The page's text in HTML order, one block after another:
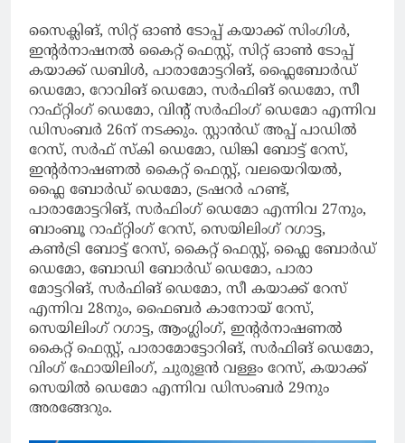
സൈക്ലിങ്, സിറ്റ് ഓൺ ടോപ്പ് കയാക്ക് സിംഗിൾ,
ഇന്റർനാഷനൽ കൈറ്റ് ഫെസ്റ്റ്, സിറ്റ് ഓൺ ടോപ്പ്
കയാക്ക് ഡബിൾ, പാരാമോട്ടറിങ്, ഫ്ലൈബോർഡ്
ഡെമോ, റോവിങ് ഡെമോ, സർഫിങ് ഡെമോ, സീ
റാഫ്റ്റിംഗ് ഡെമോ, വിന്റ് സർഫിംഗ് ഡെമോ എന്നിവ
ഡിസംബർ 26ന് നടക്കും. സ്റ്റാൻഡ് അപ്പ്‌ പാഡിൽ
റേസ്, സർഫ് സ്കി ഡെമോ, ഡിങ്കി ബോട്ട് റേസ്,
ഇന്റർനാഷണൽ കൈറ്റ് ഫെസ്റ്റ്, വലയെറിയൽ,
ഫ്ലൈ ബോർഡ് ഡെമോ, ട്രഷറർ ഹണ്ട്,
പാരാമോട്ടറിങ്, സർഫിംഗ് ഡെമോ എന്നിവ 27നും,
ബാംബൂ റാഫ്റ്റിംഗ് റേസ്, സെയിലിംഗ് റഗാട്ട,
കൺട്രി ബോട്ട് റേസ്, കൈറ്റ് ഫെസ്റ്റ്, ഫ്ലൈ ബോർഡ്
ഡെമോ, ബോഡി ബോർഡ് ഡെമോ, പാരാ
മോട്ടറിങ്, സർഫിങ് ഡെമോ, സീ കയാക്ക് റേസ്
എന്നിവ 28നും, ഫൈബർ കാനോയ് റേസ്,
സെയിലിംഗ് റഗാട്ട, ആംഗ്ലിംഗ്, ഇന്റർനാഷണൽ
കൈറ്റ് ഫെസ്റ്റ്, പാരാമോട്ടോറിങ്, സർഫിങ് ഡെമോ,
വിംഗ് ഫോയിലിംഗ്, ചുരുളൻ വള്ളം റേസ്, കയാക്ക്
സെയിൽ ഡെമോ എന്നിവ ഡിസംബർ 29നും
അരങ്ങേറും.